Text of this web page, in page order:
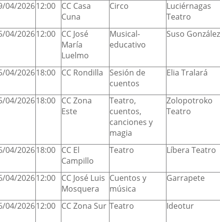
04/202612:00 CC Casa
Cuna
Circo
Luciérnagas
Teatro
04/202612:00 CC José
María
Luelmo
Musical-
educativo
Suso González
04/202618:00 CC Rondilla
Sesión de
cuentos
Elia Tralará
04/202618:00 CC Zona
Este
Teatro,
cuentos,
canciones y
magia
Zolopotroko
Teatro
04/202618:00 CC El
Campillo
Teatro Líbera Teatro
04/202612:00 CC José Luis
Mosquera
Cuentos y
música
Garrapete
04/202612:00 CC Zona Sur Teatro Ideotur